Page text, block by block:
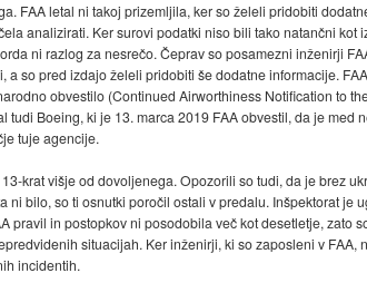
FAA letal ni takoj prizemljila, ker so želeli pridobiti
analizirati. Ker surovi podatki niso bili tako natančni kot
ni razlog za nesrečo. Čeprav so posamezni inženirji
so pred izdajo želeli pridobiti še dodatne informacije.
obvestilo (Continued Airworthiness Notification to
Boeing, ki je 13. marca 2019 FAA obvestil, da je med
tuje agencije.
krat višje od dovoljenega. Opozorili so tudi, da je brez
bilo, so ti osnutki poročil ostali v predalu. Inšpektorat je
pravil in postopkov ni posodobila več kot desetletje, zato
situacijah. Ker inženirji, ki so zaposleni v
incidentih.